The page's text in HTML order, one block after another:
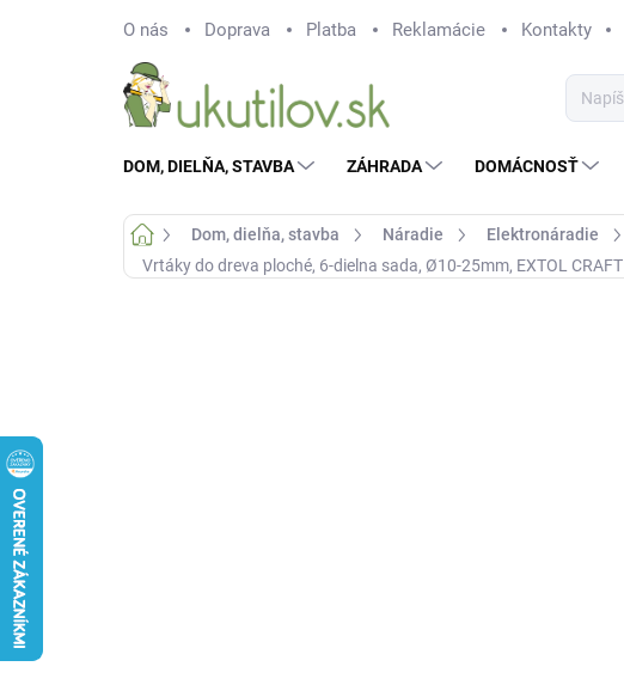
O nás Doprava Platba Reklamácie Kontakty
DOM, DIELŇA, STAVBA ZÁHRADA DOMÁCNOSŤ
DomovDom, dielňa, stavba Náradie Elektronáradie
Vrtáky do dreva ploché, 6-dielna sada, Ø10-25mm, EXTOL CRAFT